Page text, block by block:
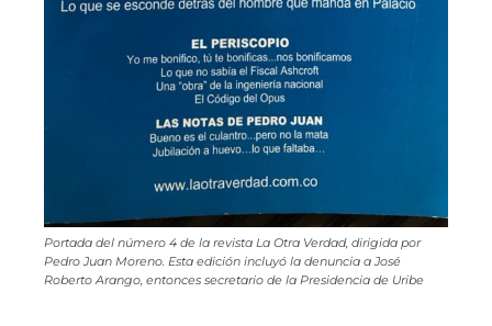
Portada del número 4 de la revista La Otra Verdad, dirigida por
Pedro Juan Moreno. Esta edición incluyó la denuncia a José
Roberto Arango, entonces secretario de la Presidencia de Uribe